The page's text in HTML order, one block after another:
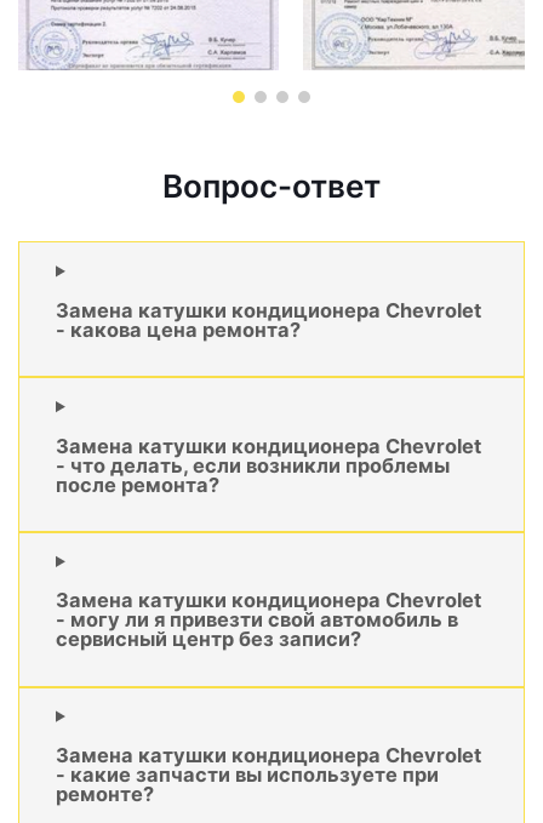
Вопрос-ответ
Замена катушки кондиционера Chevrolet
- какова цена ремонта?
Замена катушки кондиционера Chevrolet
- что делать, если возникли проблемы
после ремонта?
Замена катушки кондиционера Chevrolet
- могу ли я привезти свой автомобиль в
сервисный центр без записи?
Замена катушки кондиционера Chevrolet
- какие запчасти вы используете при
ремонте?